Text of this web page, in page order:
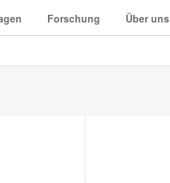
Forschung Über uns